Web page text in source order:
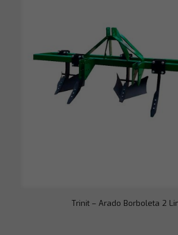
Trinit – Arado Borboleta 2